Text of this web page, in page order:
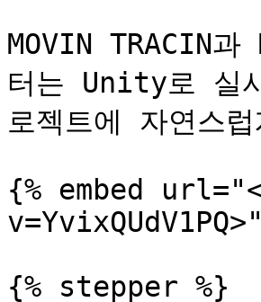
MOVIN TRACIN
터는 Unity로 실
로젝트에 자연스
{% embed
{% stepper %}